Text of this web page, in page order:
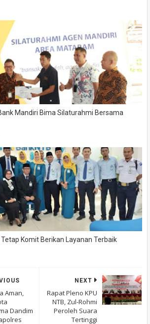
Mandiri Bima Silaturahmi Bersama
Tetap Komit Berikan Layanan Terbaik
NEXT
Rapat Pleno KPU
NTB, Zul-Rohmi
Peroleh Suara
Tertinggi
Aman,
Dandim